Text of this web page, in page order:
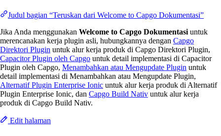
Judul bagian “Teruskan dari Welcome to Capgo Dokumentasi”
Jika Anda menggunakan Welcome to Capgo Dokumentasi untuk
merencanakan kerja plugin asli, hubungkannya dengan Capgo
Direktori Plugin untuk alur kerja produk di Capgo Direktori Plugin,
Capacitor Plugin oleh Capgo untuk detail implementasi di Capacitor
Plugin oleh Capgo, Menambahkan atau Mengupdate Plugin untuk
detail implementasi di Menambahkan atau Mengupdate Plugin,
Alternatif Plugin Enterprise Ionic untuk alur kerja produk di Alternatif
Plugin Enterprise Ionic, dan Capgo Build Nativ untuk alur kerja
produk di Capgo Build Nativ.
Edit halaman